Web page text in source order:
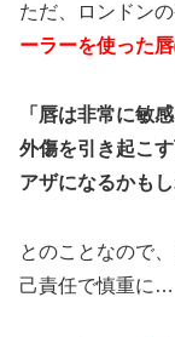
ただ、ロンドン
ーラーを使った
「唇は非常に敏
外傷を引き起こ
アザになるかもし
とのことなので
己責任で慎重に…